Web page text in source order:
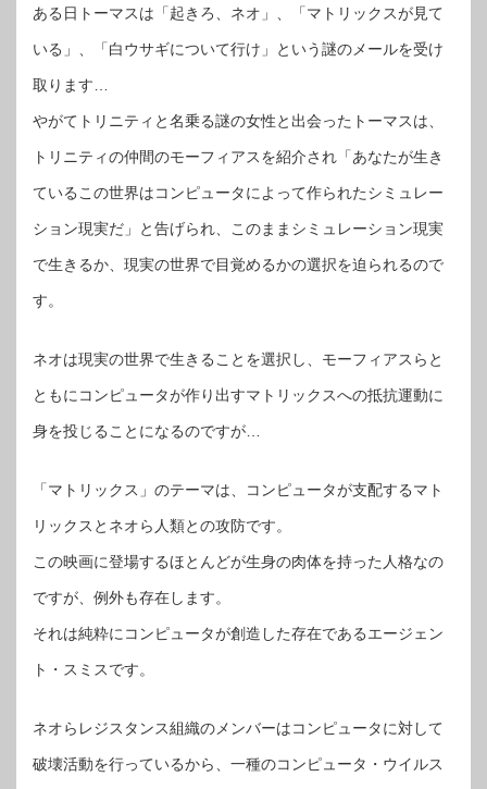
ある日トーマスは「起きろ、ネオ」、「マトリックスが見て
いる」、「白ウサギについて行け」という謎のメールを受け
取ります…
やがてトリニティと名乗る謎の女性と出会ったトーマスは、
トリニティの仲間のモーフィアスを紹介され「あなたが生き
ているこの世界はコンピュータによって作られたシミュレー
ション現実だ」と告げられ、このままシミュレーション現実
で生きるか、現実の世界で目覚めるかの選択を迫られるので
す。
ネオは現実の世界で生きることを選択し、モーフィアスらと
ともにコンピュータが作り出すマトリックスへの抵抗運動に
身を投じることになるのですが…
「マトリックス」のテーマは、コンピュータが支配するマト
リックスとネオら人類との攻防です。
この映画に登場するほとんどが生身の肉体を持った人格なの
ですが、例外も存在します。
それは純粋にコンピュータが創造した存在であるエージェン
ト・スミスです。
ネオらレジスタンス組織のメンバーはコンピュータに対して
破壊活動を行っているから、一種のコンピュータ・ウイルス